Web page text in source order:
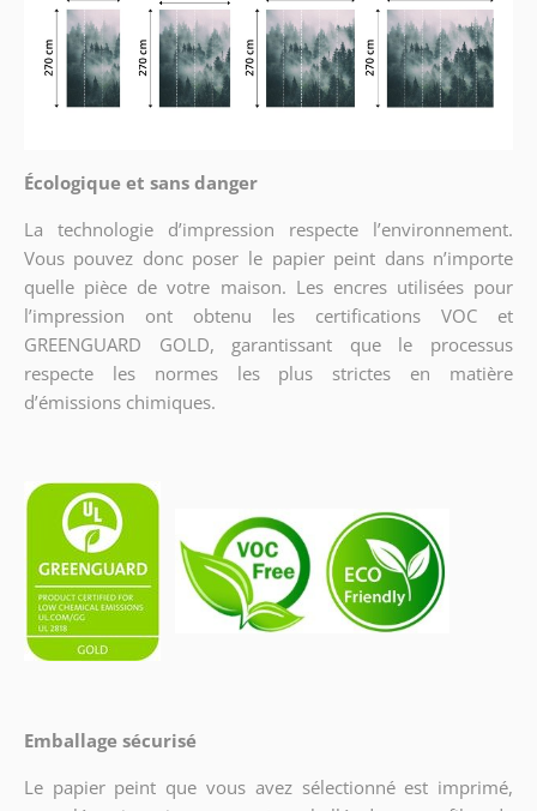
Écologique et sans danger
La technologie d’impression respecte l’environnement.
Vous pouvez donc poser le papier peint dans n’importe
quelle pièce de votre maison. Les encres utilisées pour
l’impression ont obtenu les certifications VOC et
GREENGUARD GOLD, garantissant que le processus
respecte les normes les plus strictes en matière
d’émissions chimiques.
Emballage sécurisé
Le papier peint que vous avez sélectionné est imprimé,